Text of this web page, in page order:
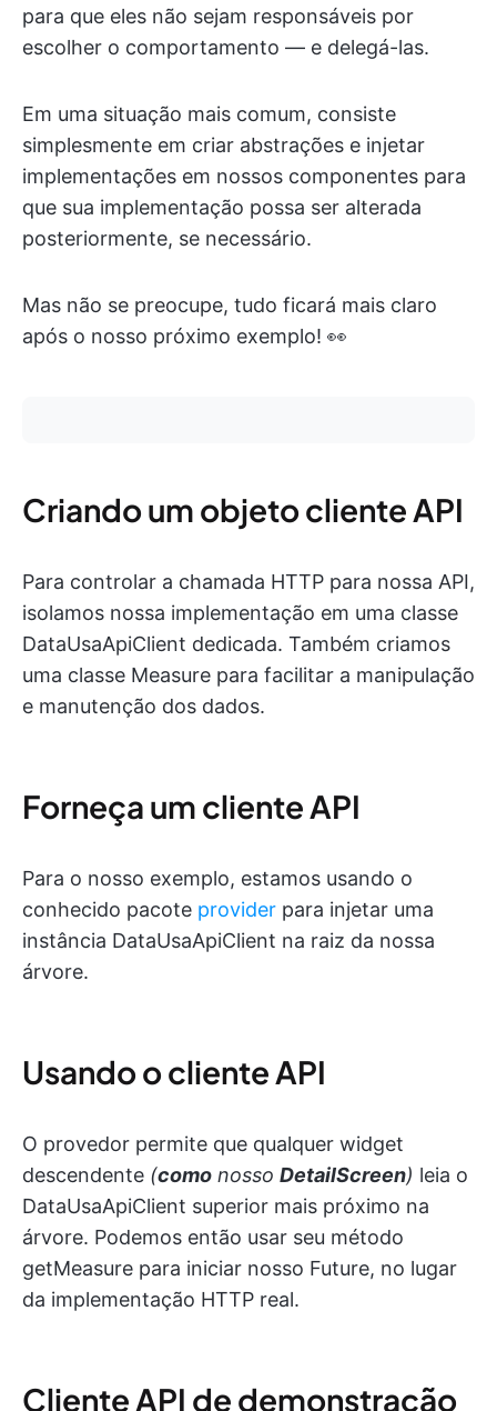
para que eles não sejam responsáveis por
escolher o comportamento — e delegá-las.
Em uma situação mais comum, consiste
simplesmente em criar abstrações e injetar
implementações em nossos componentes para
que sua implementação possa ser alterada
posteriormente, se necessário.
Mas não se preocupe, tudo ficará mais claro
após o nosso próximo exemplo! 👀
Criando um objeto cliente API
Para controlar a chamada HTTP para nossa API,
isolamos nossa implementação em uma classe
DataUsaApiClient dedicada. Também criamos
uma classe Measure para facilitar a manipulação
e manutenção dos dados.
Forneça um cliente API
Para o nosso exemplo, estamos usando o
conhecido pacote provider para injetar uma
instância DataUsaApiClient na raiz da nossa
árvore.
Usando o cliente API
O provedor permite que qualquer widget
descendente (como nosso DetailScreen) leia o
DataUsaApiClient superior mais próximo na
árvore. Podemos então usar seu método
getMeasure para iniciar nosso Future, no lugar
da implementação HTTP real.
Cliente API de demonstração